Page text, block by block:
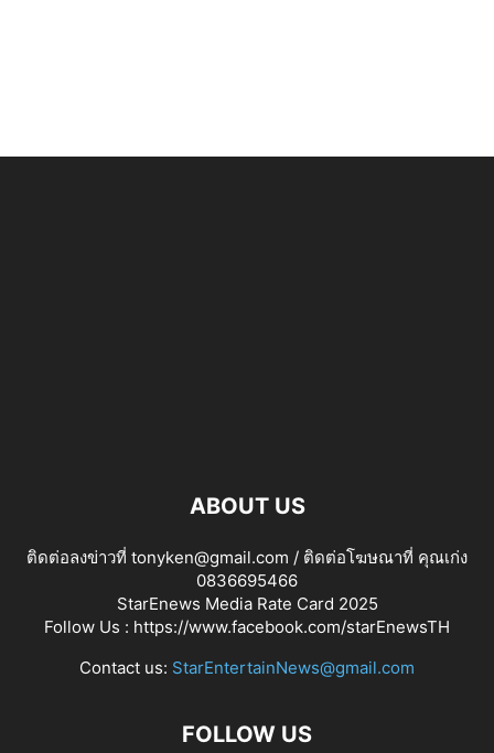
ABOUT US
ติดต่อลงข่าวที่ tonyken@gmail.com / ติดต่อโฆษณาที่ คุณเก่ง
0836695466
StarEnews Media Rate Card 2025
Follow Us : https://www.facebook.com/starEnewsTH
Contact us: StarEntertainNews@gmail.com
FOLLOW US